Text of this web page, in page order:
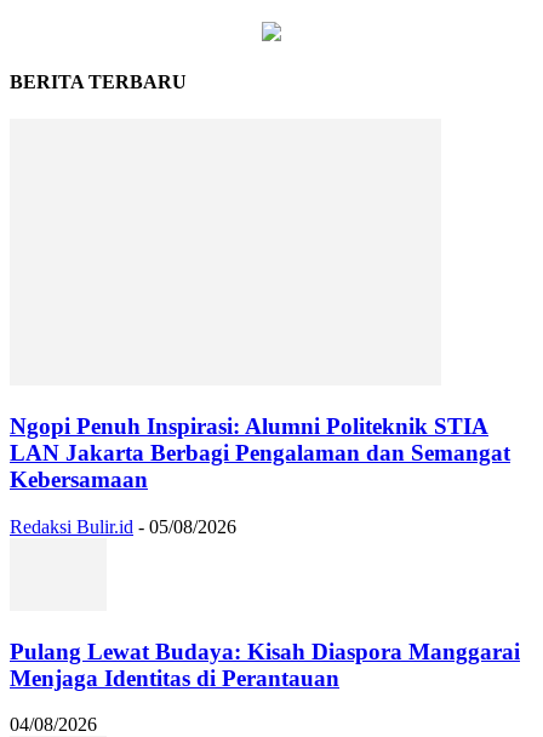
BERITA TERBARU
Ngopi Penuh Inspirasi: Alumni Politeknik STIA
LAN Jakarta Berbagi Pengalaman dan Semangat
Kebersamaan
Redaksi Bulir.id - 05/08/2026
Pulang Lewat Budaya: Kisah Diaspora Manggarai
Menjaga Identitas di Perantauan
04/08/2026